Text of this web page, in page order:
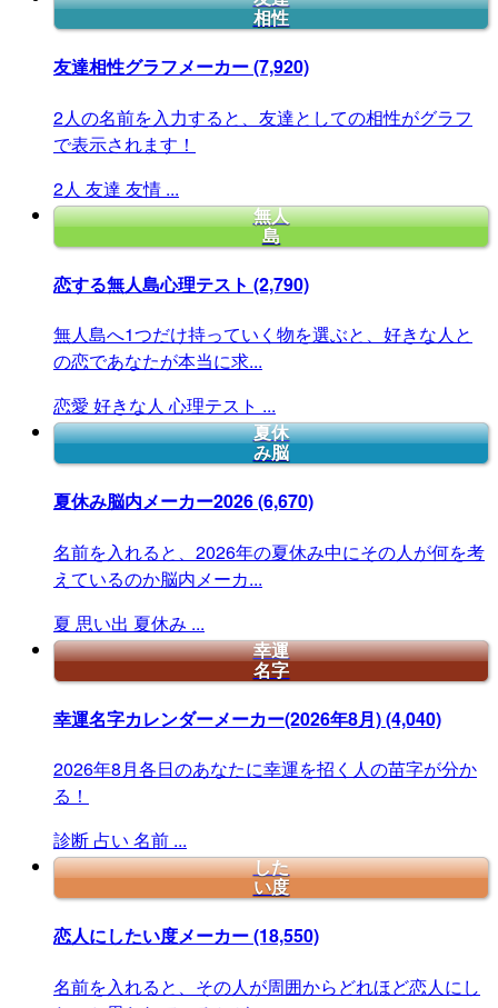
相性
友達相性グラフメーカー(7,920)
2人の名前を入力すると、友達としての相性がグラフ
で表示されます！
2人 友達 友情 ...
無人
島
恋する無人島心理テスト (2,790)
無人島へ1つだけ持っていく物を選ぶと、好きな人と
の恋であなたが本当に求...
恋愛 好きな人 心理テスト ...
夏休
み脳
夏休み脳内メーカー2026(6,670)
名前を入れると、2026年の夏休み中にその人が何を考
えているのか脳内メーカ...
夏 思い出 夏休み ...
幸運
名字
幸運名字カレンダーメーカー(2026年8月)(4,040)
2026年8月各日のあなたに幸運を招く人の苗字が分か
る！
診断 占い 名前 ...
した
い度
恋人にしたい度メーカー(18,550)
名前を入れると、その人が周囲からどれほど恋人にし